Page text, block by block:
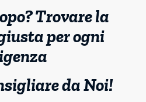
Trovare la
per ogni
da Noi!